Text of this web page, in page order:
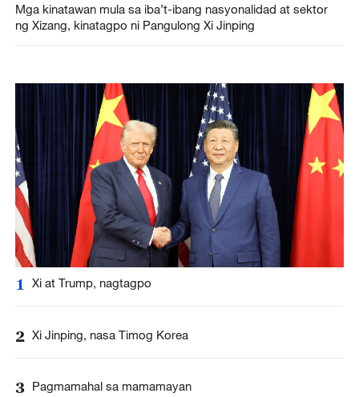
Mga kinatawan mula sa iba’t-ibang nasyonalidad at sektor
ng Xizang, kinatagpo ni Pangulong Xi Jinping
1 Xi at Trump, nagtagpo
2 Xi Jinping, nasa Timog Korea
3 Pagmamahal sa mamamayan